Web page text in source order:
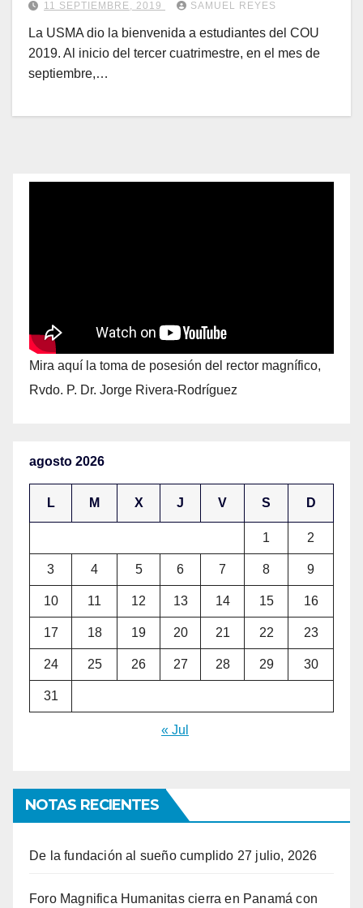
11 SEPTIEMBRE, 2019 SAMUEL REYES
La USMA dio la bienvenida a estudiantes del COU
2019. Al inicio del tercer cuatrimestre, en el mes de
septiembre,…
Mira aquí la toma de posesión del rector magnífico,
Rvdo. P. Dr. Jorge Rivera-Rodríguez
agosto 2026
L M X J V S D
1 2
3 4 5 6 7 8 9
10 11 12 13 14 15 16
17 18 19 20 21 22 23
24 25 26 27 28 29 30
31
« Jul
NOTAS RECIENTES
De la fundación al sueño cumplido 27 julio, 2026
Foro Magnifica Humanitas cierra en Panamá con